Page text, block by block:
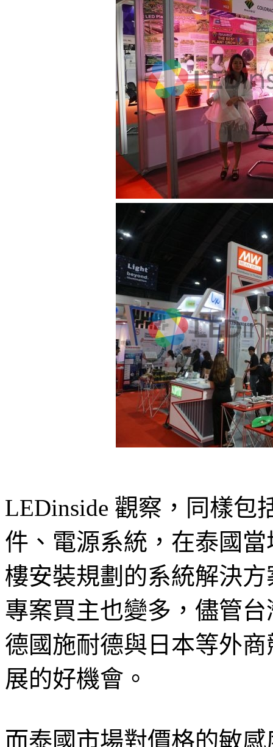
LEDinside 觀察，同樣包
件、電源系統，在泰國
樓安裝規劃的系統解決
專案買主也變多，儘管
德國施耐德與日本等外
展的好機會。
而泰國市場對價格的敏